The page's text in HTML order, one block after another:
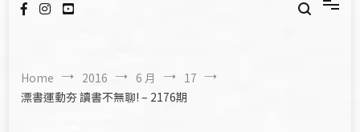
Home 2016 6 月
17
漂書運動夯 讀書不無聊! – 2176期